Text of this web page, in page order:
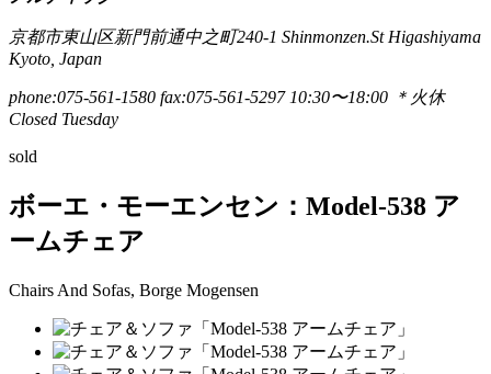
京都市東山区新門前通中之町240-1 Shinmonzen.St Higashiyama
Kyoto, Japan
phone:075-561-1580 fax:075-561-5297 10:30〜18:00 ＊火休
Closed Tuesday
sold
ボーエ・モーエンセン：Model-538 ア
ームチェア
Chairs And Sofas, Borge Mogensen